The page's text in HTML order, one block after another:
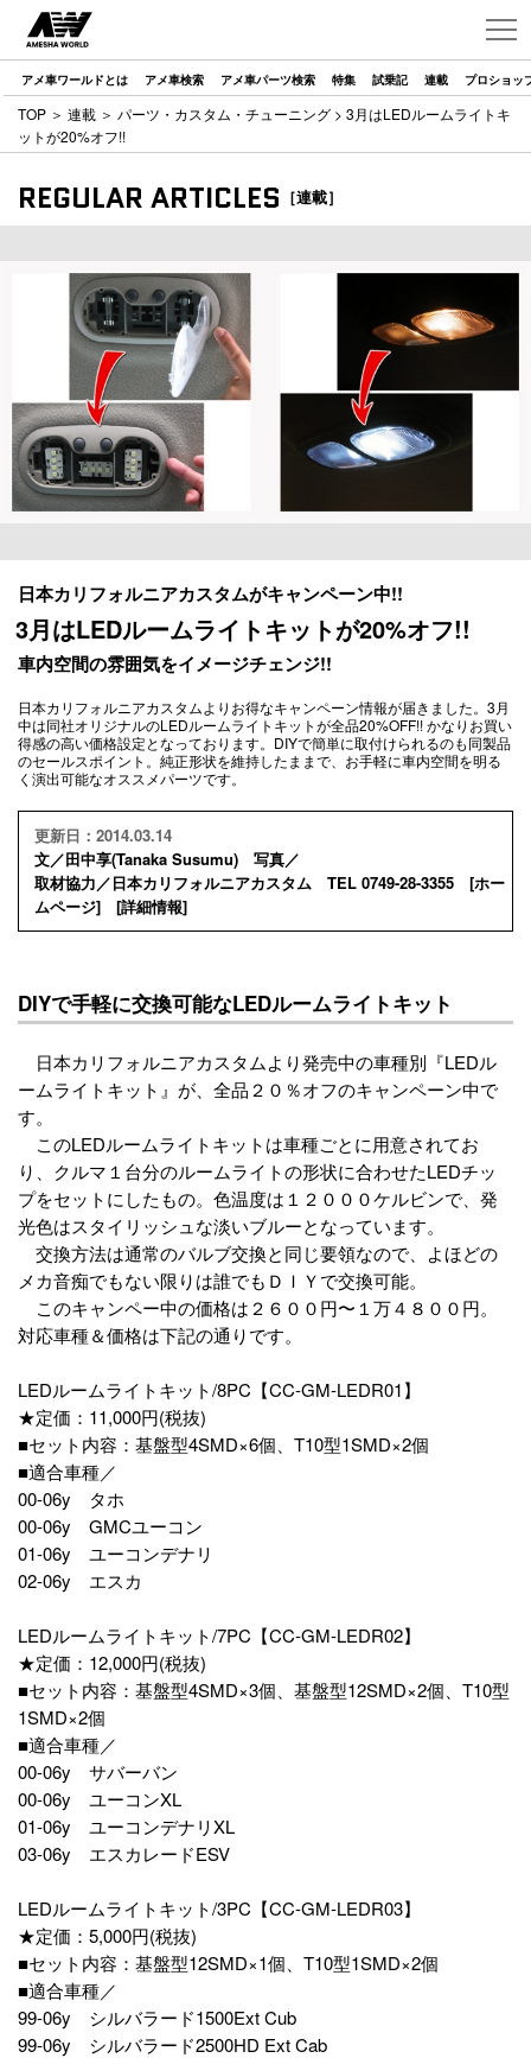
アメ車ワールドとは アメ車検索 アメ車パーツ検索 特集 試乗記 連載 プロショッ
TOP ＞ 連載 ＞ パーツ・カスタム・チューニング > 3月はLEDルームライトキ
ットが20%オフ!!
REGULAR ARTICLES ［連載］
日本カリフォルニアカスタムがキャンペーン中!!
3月はLEDルームライトキットが20%オフ!!
車内空間の雰囲気をイメージチェンジ!!
日本カリフォルニアカスタムよりお得なキャンペーン情報が届きました。3月
中は同社オリジナルのLEDルームライトキットが全品20%OFF!! かなりお買い
得感の高い価格設定となっております。DIYで簡単に取付けられるのも同製品
のセールスポイント。純正形状を維持したままで、お手軽に車内空間を明る
く演出可能なオススメパーツです。
更新日：2014.03.14
文／田中享(Tanaka Susumu) 写真／
取材協力／日本カリフォルニアカスタム TEL 0749-28-3355 [ホー
ムページ] [詳細情報]
DIYで手軽に交換可能なLEDルームライトキット
日本カリフォルニアカスタムより発売中の車種別『LEDル
ームライトキット』が、全品２０％オフのキャンペーン中で
す。
このLEDルームライトキットは車種ごとに用意されてお
り、クルマ１台分のルームライトの形状に合わせたLEDチッ
プをセットにしたもの。色温度は１２０００ケルビンで、発
光色はスタイリッシュな淡いブルーとなっています。
交換方法は通常のバルブ交換と同じ要領なので、よほどの
メカ音痴でもない限りは誰でもＤＩＹで交換可能。
このキャンペー中の価格は２６００円〜１万４８００円。
対応車種＆価格は下記の通りです。
LEDルームライトキット/8PC【CC-GM-LEDR01】
★定価：11,000円(税抜)
■セット内容：基盤型4SMD×6個、T10型1SMD×2個
■適合車種／
00-06y タホ
00-06y GMCユーコン
01-06y ユーコンデナリ
02-06y エスカ
LEDルームライトキット/7PC【CC-GM-LEDR02】
★定価：12,000円(税抜)
■セット内容：基盤型4SMD×3個、基盤型12SMD×2個、T10型
1SMD×2個
■適合車種／
00-06y サバーバン
00-06y ユーコンXL
01-06y ユーコンデナリXL
03-06y エスカレードESV
LEDルームライトキット/3PC【CC-GM-LEDR03】
★定価：5,000円(税抜)
■セット内容：基盤型12SMD×1個、T10型1SMD×2個
■適合車種／
99-06y シルバラード1500Ext Cub
99-06y シルバラード2500HD Ext Cab